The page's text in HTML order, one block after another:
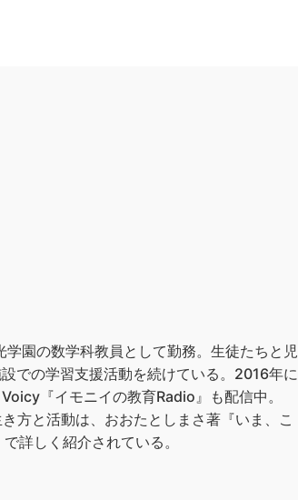
園の数学科教員として勤務。生徒たちと児
での学習支援活動を続けている。2016年に
『イモニイの教育Radio』も配信中。
方と活動は、おおたとしまさ著『いま、こ
詳しく紹介されている。